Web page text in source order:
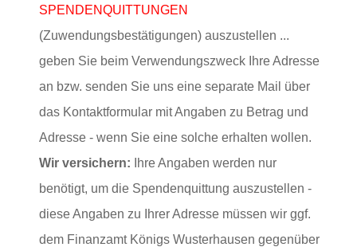
SPENDENQUITTUNGEN
(Zuwendungsbestätigungen) auszustellen ...
geben Sie beim Verwendungszweck Ihre Adresse
an bzw. senden Sie uns eine separate Mail über
das Kontaktformular mit Angaben zu Betrag und
Adresse - wenn Sie eine solche erhalten wollen.
Wir versichern: Ihre Angaben werden nur
benötigt, um die Spendenquittung auszustellen -
diese Angaben zu Ihrer Adresse müssen wir ggf.
dem Finanzamt Königs Wusterhausen gegenüber